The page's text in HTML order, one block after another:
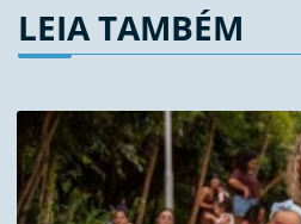
LEIA TAMBÉM